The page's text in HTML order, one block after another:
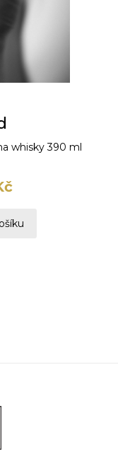
whisky 390 ml